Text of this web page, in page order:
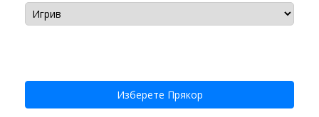
Изберете Прякор